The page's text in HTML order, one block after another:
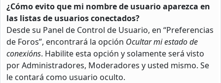
¿Cómo evito que mi nombre de usuario aparezca en
las listas de usuarios conectados?
Desde su Panel de Control de Usuario, en “Preferencias
de Foros”, encontrará la opción Ocultar mi estado de
conexións. Habilite esta opción y solamente será visto
por Administradores, Moderadores y usted mismo. Se
le contará como usuario oculto.